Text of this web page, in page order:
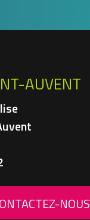
AUVENT
NOUS